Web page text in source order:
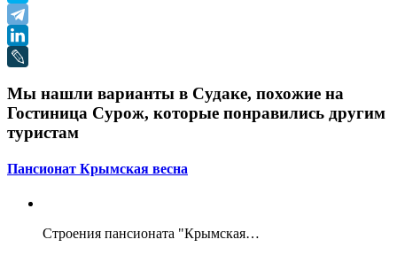
Мы нашли варианты в Судаке, похожие на
Гостиница Сурож, которые понравились другим
туристам
Пансионат Крымская весна
Строения пансионата "Крымская…